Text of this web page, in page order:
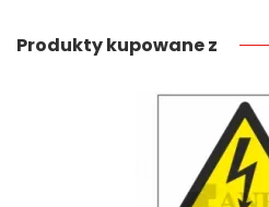
Produkty kupowane z